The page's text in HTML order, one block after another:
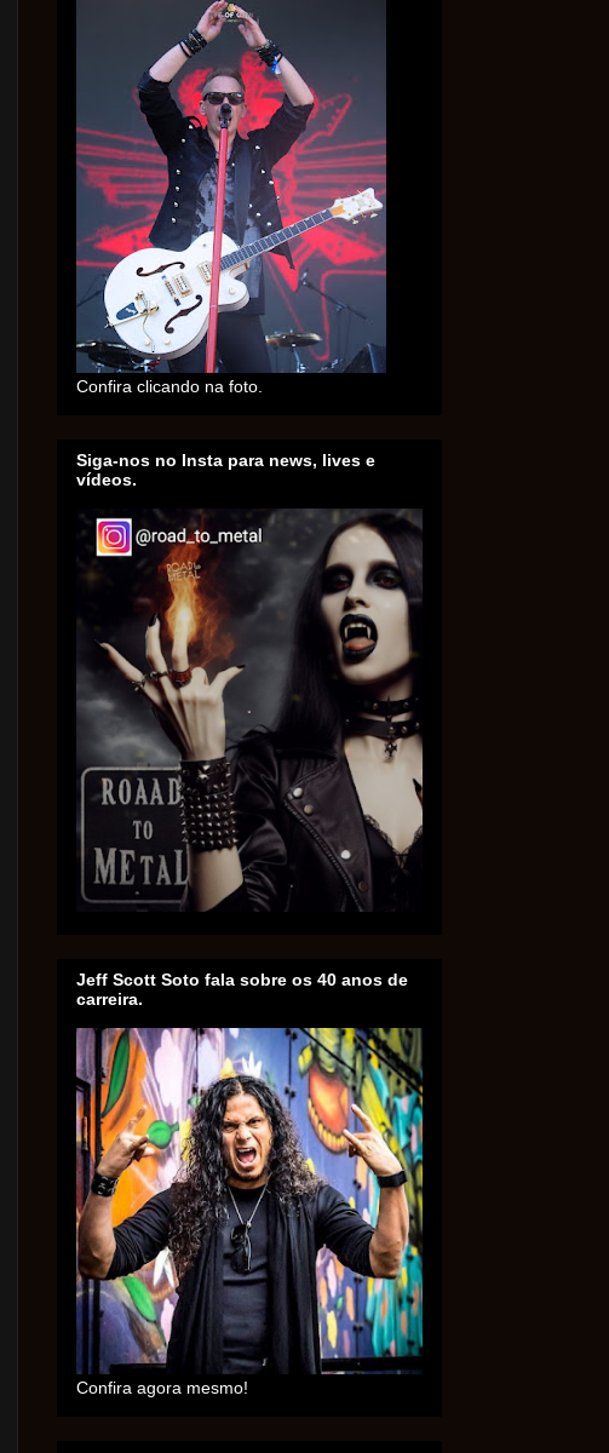
Confira clicando na foto.
Siga-nos no Insta para news, lives e
vídeos.
Jeff Scott Soto fala sobre os 40 anos de
carreira.
Confira agora mesmo!